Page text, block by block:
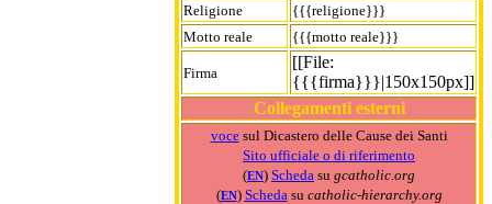
Religione
{{{religione}}}
Motto reale
{{{motto reale}}}
Firma
[[File:
{{{firma}}}|150x150px]]
Collegamenti esterni
vocesul Dicastero delle Cause dei Santi
Sito ufficiale o di riferimento
(EN) Scheda su gcatholic.org
(EN) Scheda su catholic-hierarchy.org